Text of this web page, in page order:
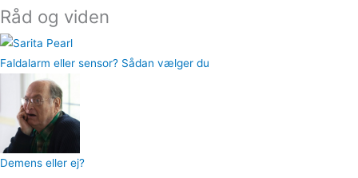
Råd og viden
Faldalarm eller sensor? Sådan vælger du
Demens eller ej?